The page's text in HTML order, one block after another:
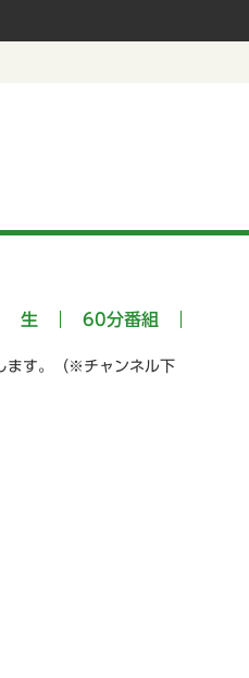
生 60分番組
ます。（※チャンネル下